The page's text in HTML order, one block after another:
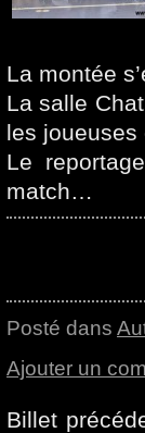
La montée
La salle
les joueuses
Le
match…
Posté dans
Ajouter un
Billet